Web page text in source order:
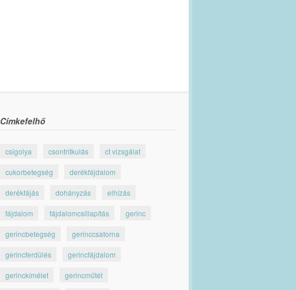
Címkefelhő
csigolya csontritkulás ct vizsgálat
cukorbetegség derékfájdalom
derékfájás dohányzás elhízás
fájdalom fájdalomcsillapítás gerinc
gerincbetegség gerinccsatorna
gerincferdülés gerincfájdalom
gerinckímélet gerincműtét